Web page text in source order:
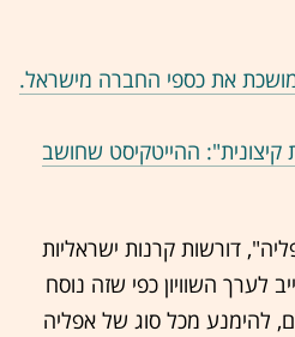
את כספי החברה מישראל.
קיצונית": ההייטקיסט שחושב
דורשות קרנות ישראליות
לערך השוויון כפי שזה נוסח
להימנע מכל סוג של אפליה